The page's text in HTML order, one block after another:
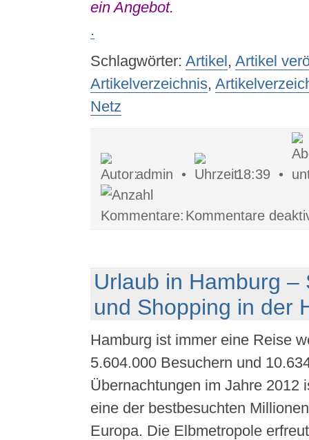
ein Angebot.
.
Schlagwörter: Artikel, Artikel
Artikelverzeichnis,
Netz
admin • 18:39 •
Kommentare
Urlaub in Hamburg –
und Shopping in der
Hamburg ist immer eine Reise
5.604.000 Besuchern und
Übernachtungen im Jahre 2012
eine der bestbesuchten
Europa. Die Elbmetropole